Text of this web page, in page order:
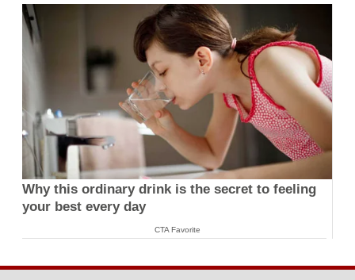
Why this ordinary drink is the secret to feeling
your best every day
CTA Favorite